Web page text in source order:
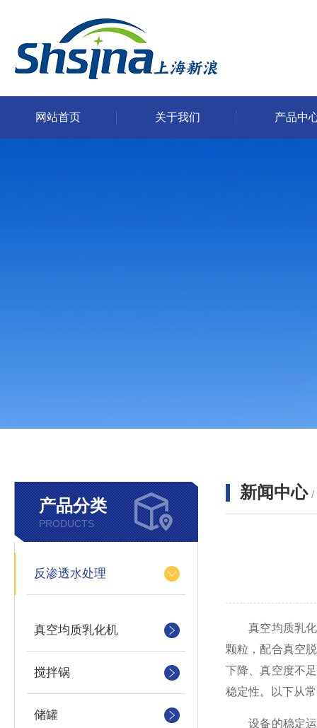
网站首页 关于我们 产品中
产品分类
PRODUCTS
反渗透水处理
真空均质乳化机
搅拌锅
储罐
新闻中心 /
真空均质乳化
颗粒，配合真空
下降、真空度不
稳定性。以下从
设备的稳定运